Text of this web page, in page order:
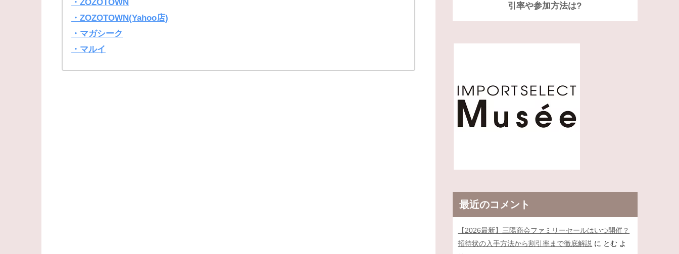
・ZOZOTOWN
・ZOZOTOWN(Yahoo店)
・マガシーク
・マルイ
引率や参加方法は?
最近のコメント
【2026最新】三陽商会ファミリーセールはいつ開催？
招待状の入手方法から割引率まで徹底解説 に とむ よ